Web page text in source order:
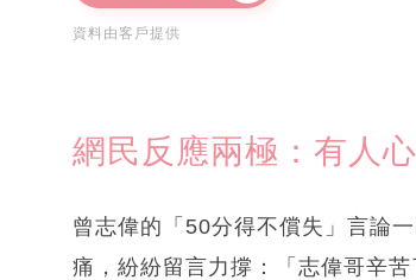
資料由客戶提供
網民反應兩極：有人
曾志偉的「50分得不償失」言論
痛，紛紛留言力撐：「志偉哥辛